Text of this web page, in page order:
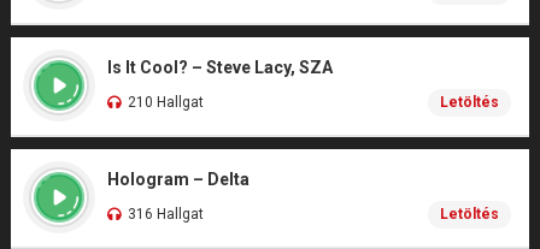
Is It Cool? – Steve Lacy, SZA
210 Hallgat Letöltés
Hologram – Delta
316 Hallgat Letöltés